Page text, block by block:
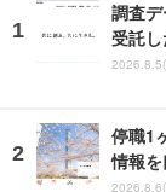
調査
受託し
停職1
情報を